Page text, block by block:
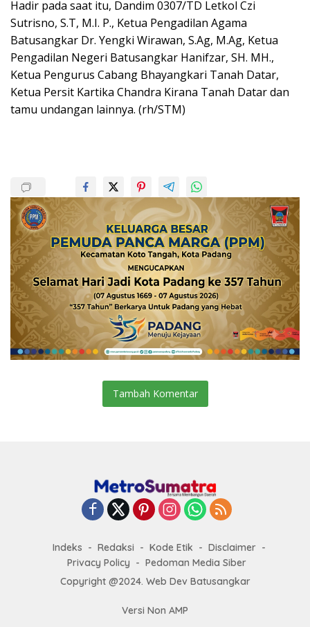
Hadir pada saat itu, Dandim 0307/TD Letkol Czi
Sutrisno, S.T, M.I. P., Ketua Pengadilan Agama
Batusangkar Dr. Yengki Wirawan, S.Ag, M.Ag, Ketua
Pengadilan Negeri Batusangkar Hanifzar, SH. MH.,
Ketua Pengurus Cabang Bhayangkari Tanah Datar,
Ketua Persit Kartika Chandra Kirana Tanah Datar dan
tamu undangan lainnya. (rh/STM)
Tambah Komentar
Indeks Redaksi Kode Etik
Disclaimer
Privacy Policy
Pedoman Media Siber
Copyright @2024. Web Dev Batusangkar
Versi Non AMP